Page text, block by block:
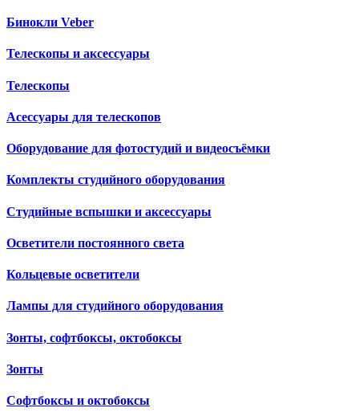
Бинокли Veber
Телескопы и аксессуары
Телескопы
Асессуары для телескопов
Оборудование для фотостудий и видеосъёмки
Комплекты студийного оборудования
Студийные вспышки и аксессуары
Осветители постоянного света
Кольцевые осветители
Лампы для студийного оборудования
Зонты, софтбоксы, октобоксы
Зонты
Софтбоксы и октобоксы